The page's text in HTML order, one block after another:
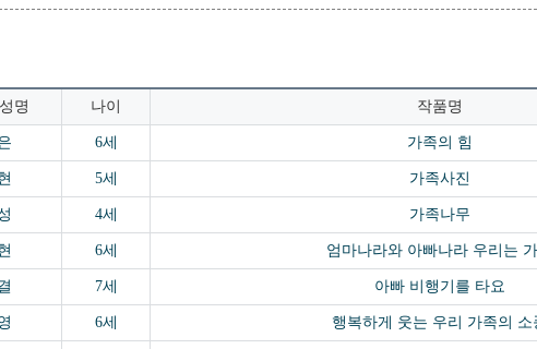
명 나이 작품명
6세 가족의 힘
5세 가족사진
4세 가족나무
6세 엄마나라와 아빠나라 우리는
7세 아빠 비행기를 타요
6세 행복하게 웃는 우리 가족의 소